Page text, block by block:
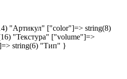
"Артикул" ["color"]=> string(8)
"Текстура" ["volume"]=>
string(6) "Тип" }